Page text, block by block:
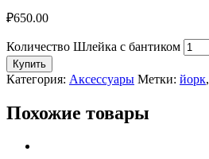
₽650.00
Количество Шлейка с бантиком
Купить
Категория: Аксессуары Метки: йорк,
Похожие товары